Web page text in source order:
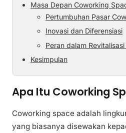
Masa Depan Coworking
Pertumbuhan Pasar
Inovasi dan Diferensiasi
Peran dalam
Kesimpulan
Apa Itu Coworking
Coworking space adalah
yang biasanya disewakan